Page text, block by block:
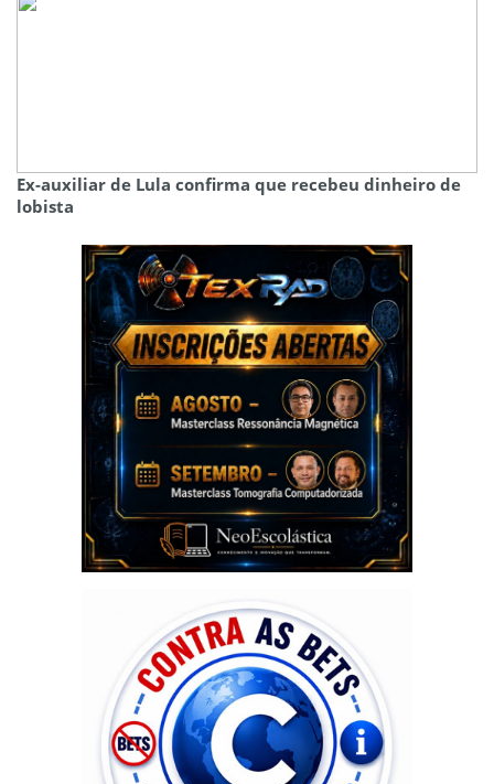
Ex-auxiliar de Lula confirma que recebeu dinheiro de
lobista